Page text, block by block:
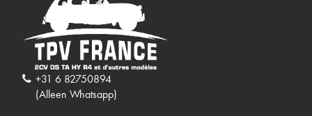
+31 6 82750894
(Alleen Whatsapp)